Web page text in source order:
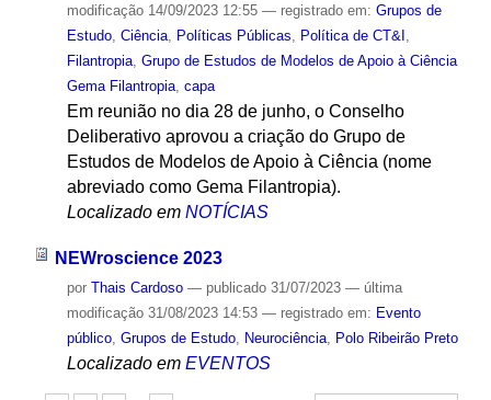
modificação14/09/2023 12:55 — registrado em: Grupos de
Estudo, Ciência, Políticas Públicas Política de CT&I
Filantropia, Grupo de Estudos de Modelos de Apoio à Ciência
Gema Filantropia, capa
Em reunião no dia 28 de junho, o Conselho
Deliberativo aprovou a criação do Grupo de
Estudos de Modelos de Apoio à Ciência (nome
abreviado como Gema Filantropia).
Localizado em NOTÍCIAS
NEWroscience 2023
por Thais Cardoso — publicado31/07/2023 — última
modificação31/08/2023 14:53 — registrado em: Evento
público, Grupos de Estudo, Neurociência, Polo Ribeirão Preto
Localizado em EVENTOS